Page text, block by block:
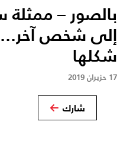
بالصور –
إلى شخص آخر...
شكلها
17 حزيران 2019
شارك